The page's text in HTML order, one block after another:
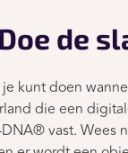
de
kunt doen
die een
vast. Wees